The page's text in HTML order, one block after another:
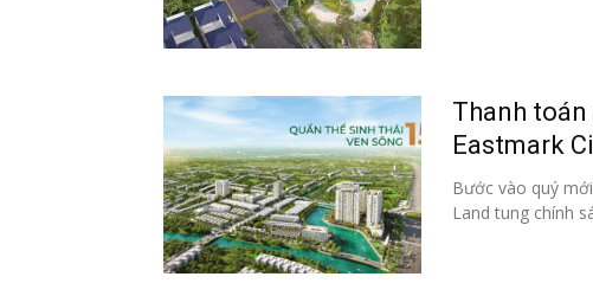
Thanh
Eastmark
Bước vào quý
Land tung chính